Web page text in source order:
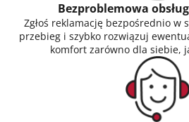
Bezproblemowa
Zgłoś reklamację bezpośrednio w
przebieg i szybko rozwiązuj
komfort zarówno dla siebie,